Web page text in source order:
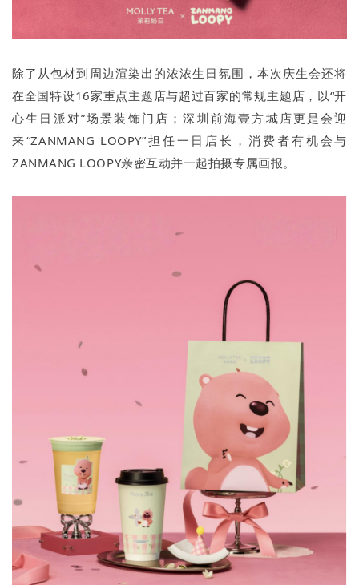
除了从包材到周边渲染出的浓浓生日氛围，本次庆生会还将
在全国特设16家重点主题店与超过百家的常规主题店，以“开
心生日派对”场景装饰门店；深圳前海壹方城店更是会迎
来“ZANMANG LOOPY”担任一日店长，消费者有机会与
ZANMANG LOOPY亲密互动并一起拍摄专属画报。